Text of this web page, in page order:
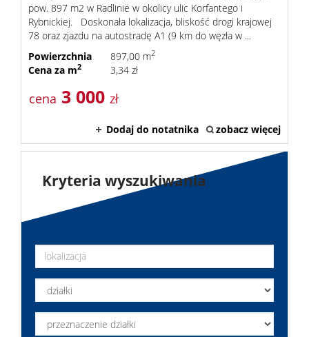
pow. 897 m2 w Radlinie w okolicy ulic Korfantego i
Rybnickiej. Doskonała lokalizacja, bliskość drogi krajowej
78 oraz zjazdu na autostradę A1 (9 km do węzła w ...
Powierzchnia
897,00 m2
Cena za m2 3,34 zł
cena 3 000 zł
Dodaj do notatnika zobacz więcej
Kryteria wyszukiwania